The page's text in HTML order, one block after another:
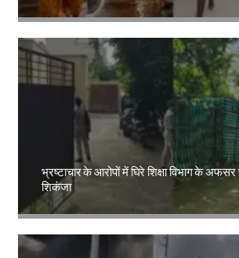
Amit Lekh
भ्रष्टाचार के आरोपों में घिरे शिक्षा विभाग के
शिकंजा
Amit Lekh